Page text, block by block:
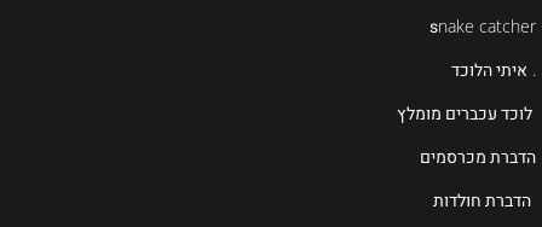
snake catcher
. איתי הלוכד
לוכד עכברים מומלץ
הדברת מכרסמים
הדברת חולדות